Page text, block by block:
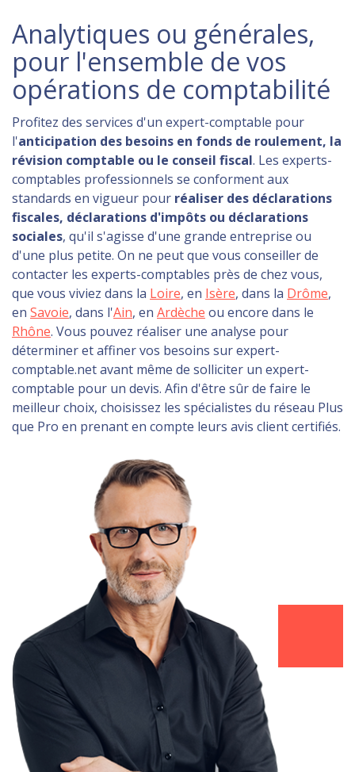
Analytiques ou générales,
pour l'ensemble de vos
opérations de comptabilité
Profitez des services d'un expert-comptable pour
l'anticipation des besoins en fonds de roulement, la
révision comptable ou le conseil fiscal. Les experts-
comptables professionnels se conforment aux
standards en vigueur pour réaliser des déclarations
fiscales, déclarations d'impôts ou déclarations
sociales, qu'il s'agisse d'une grande entreprise ou
d'une plus petite. On ne peut que vous conseiller de
contacter les experts-comptables près de chez vous,
que vous viviez dans la Loire, en Isère, dans la Drôme,
en Savoie, dans l'Ain, en Ardèche ou encore dans le
Rhône. Vous pouvez réaliser une analyse pour
déterminer et affiner vos besoins sur expert-
comptable.net avant même de solliciter un expert-
comptable pour un devis. Afin d'être sûr de faire le
meilleur choix, choisissez les spécialistes du réseau Plus
que Pro en prenant en compte leurs avis client certifiés.